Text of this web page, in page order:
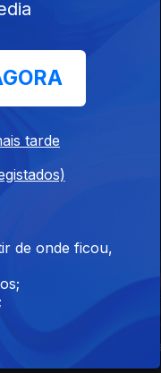
Ep. 13
Vidago
tarde
de onde ficou,